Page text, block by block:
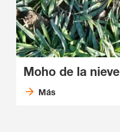
Moho de la nieve
Más